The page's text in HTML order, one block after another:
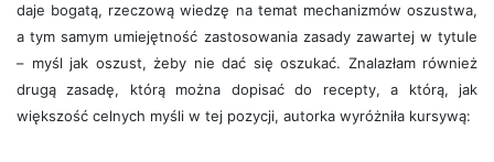
daje bogatą, rzeczową wiedzę na temat mechanizmów oszustwa,
a tym samym umiejętność zastosowania zasady zawartej w tytule
– myśl jak oszust, żeby nie dać się oszukać. Znalazłam również
drugą zasadę, którą można dopisać do recepty, a którą, jak
większość celnych myśli w tej pozycji, autorka wyróżniła kursywą: